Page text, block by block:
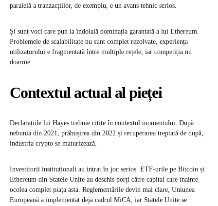
paralelă a tranzacțiilor, de exemplu, e un avans tehnic serios.
Și sunt voci care pun la îndoială dominația garantată a lui Ethereum.
Problemele de scalabilitate nu sunt complet rezolvate, experiența
utilizatorului e fragmentată între multiple rețele, iar competiția nu
doarme.
Contextul actual al pieței
Declarațiile lui Hayes trebuie citite în contextul momentului. După
nebunia din 2021, prăbușirea din 2022 și recuperarea treptată de după,
industria crypto se maturizează.
Investitorii instituționali au intrat în joc serios. ETF-urile pe Bitcoin și
Ethereum din Statele Unite au deschis porți către capital care înainte
ocolea complet piața asta. Reglementările devin mai clare, Uniunea
Europeană a implementat deja cadrul MiCA, iar Statele Unite se